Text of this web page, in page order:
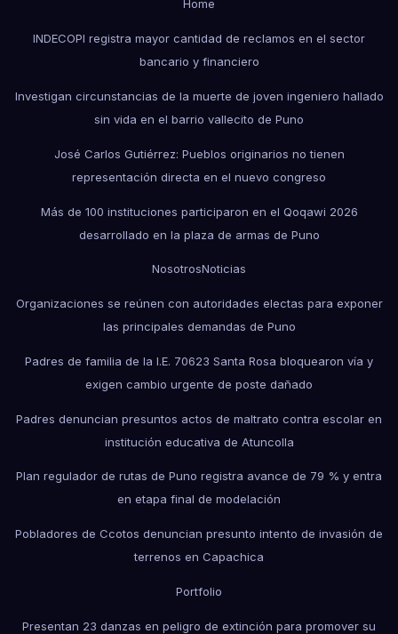
Home
INDECOPI registra mayor cantidad de reclamos en el sector
bancario y financiero
Investigan circunstancias de la muerte de joven ingeniero hallado
sin vida en el barrio vallecito de Puno
José Carlos Gutiérrez: Pueblos originarios no tienen
representación directa en el nuevo congreso
Más de 100 instituciones participaron en el Qoqawi 2026
desarrollado en la plaza de armas de Puno
NosotrosNoticias
Organizaciones se reúnen con autoridades electas para exponer
las principales demandas de Puno
Padres de familia de la I.E. 70623 Santa Rosa bloquearon vía y
exigen cambio urgente de poste dañado
Padres denuncian presuntos actos de maltrato contra escolar en
institución educativa de Atuncolla
Plan regulador de rutas de Puno registra avance de 79 % y entra
en etapa final de modelación
Pobladores de Ccotos denuncian presunto intento de invasión de
terrenos en Capachica
Portfolio
Presentan 23 danzas en peligro de extinción para promover su